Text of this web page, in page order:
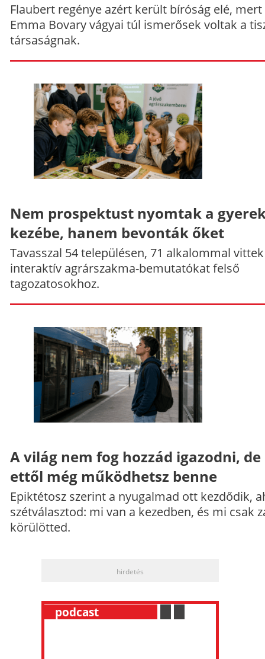
Flaubert regénye azért került bíróság elé, mert
Emma Bovary vágyai túl ismerősek voltak a
társaságnak.
Nem prospektust nyomtak a
kezébe, hanem bevonták őket
Tavasszal 54 településen, 71 alkalommal vittek
interaktív agrárszakma-bemutatókat felső
tagozatosokhoz.
A világ nem fog hozzád igazodni, de
ettől még működhetsz benne
Epiktétosz szerint a nyugalmad ott kezdődik,
szétválasztod: mi van a kezedben, és mi csak
körülötted.
hirdetés
podcast